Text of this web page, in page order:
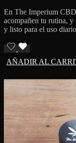
En The Imperium
acompañen tu rutina, y
y listo para el uso
AÑADIR AL